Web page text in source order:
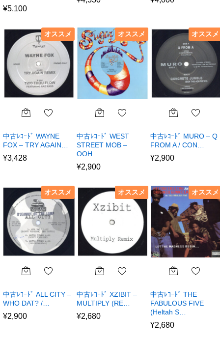
¥5,100
オススメ
中古ﾚｺｰﾄﾞ WAYNE
FOX – TRY AGAIN…
¥3,428
オススメ
中古ﾚｺｰﾄﾞ WEST
STREET MOB –
OOH…
¥2,900
オススメ
中古ﾚｺｰﾄﾞ MURO – Q
FROM A / CON…
¥2,900
オススメ
中古ﾚｺｰﾄﾞ ALL CITY –
WHO DAT? /…
¥2,900
オススメ
中古ﾚｺｰﾄﾞ XZIBIT –
MULTIPLY (RE…
¥2,680
オススメ
中古ﾚｺｰﾄﾞ THE
FABULOUS FIVE
(Heltah S…
¥2,680